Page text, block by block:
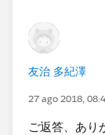
友治 多紀澤
27 ago 2018,
ご返答、あり